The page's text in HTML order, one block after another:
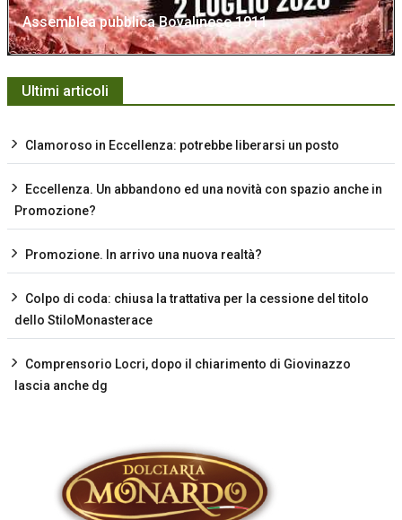
Assemblea pubblica Bovalinese 1911
Ultimi articoli
Clamoroso in Eccellenza: potrebbe liberarsi un posto
Eccellenza. Un abbandono ed una novità con spazio anche in
Promozione?
Promozione. In arrivo una nuova realtà?
Colpo di coda: chiusa la trattativa per la cessione del titolo
dello StiloMonasterace
Comprensorio Locri, dopo il chiarimento di Giovinazzo
lascia anche dg